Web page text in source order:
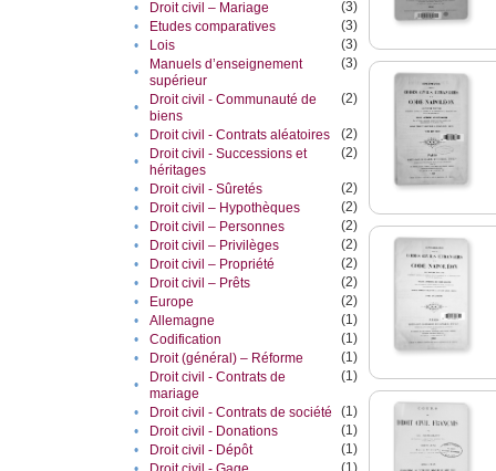
• Droit civil – Mariage
(3)
•
Etudes comparatives
(3)
•
Lois
(3)
•
Manuels d’enseignement
supérieur
(3)
•
Droit civil - Communauté de
biens
(2)
• Droit civil - Contrats aléatoires
(2)
•
Droit civil - Successions et
héritages
(2)
• Droit civil - Sûretés
(2)
•
Droit civil – Hypothèques
(2)
•
Droit civil – Personnes
(2)
•
Droit civil – Privilèges
(2)
•
Droit civil – Propriété
(2)
•
Droit civil – Prêts
(2)
•
Europe
(2)
•
Allemagne
(1)
•
Codification
(1)
•
Droit (général) – Réforme
(1)
•
Droit civil - Contrats de
mariage
(1)
• Droit civil - Contrats de société
(1)
•
Droit civil - Donations
(1)
•
Droit civil - Dépôt
(1)